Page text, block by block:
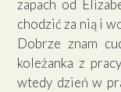
zapach od
chodzić za nią i
Dobrze znam
koleżanka z
wtedy dzień w